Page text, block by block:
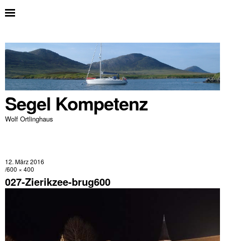
Segel Kompetenz
Wolf Ortlinghaus
12. März 2016
600 × 400
027-Zierikzee-brug600